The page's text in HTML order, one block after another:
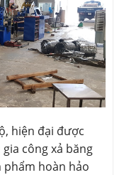
hiện đại được
công xả băng
phẩm hoàn hảo